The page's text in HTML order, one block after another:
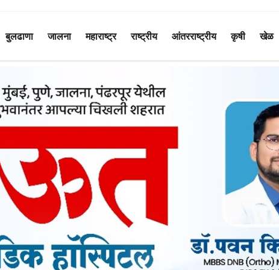
बुलढाणा जालना महाराष्ट्र राष्ट्रीय आंतरराष्ट्रीय कृषी खेळ